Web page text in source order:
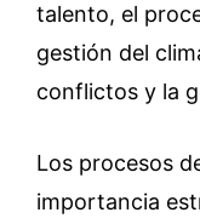
talento, el
gestión del
conflictos y la
Los procesos
importancia